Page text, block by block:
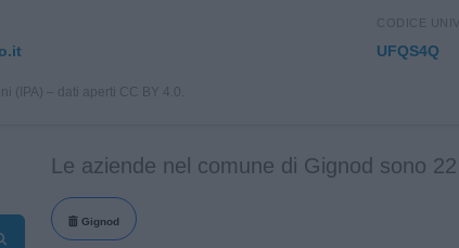
CODICE
UFQS4Q
(IPA) – dati aperti CC BY 4.0.
Le aziende nel comune di Gignod sono 22
Gignod